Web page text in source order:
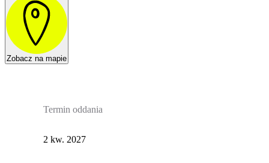
Zobacz na mapie
Termin oddania
2 kw. 2027